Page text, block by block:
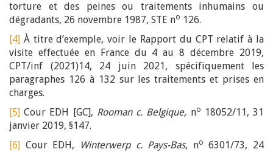
torture et des peines ou traitements inhumains ou
dégradants, 26 novembre 1987, STE no 126.
[4] À titre d’exemple, voir le Rapport du CPT relatif à la
visite effectuée en France du 4 au 8 décembre 2019,
CPT/inf (2021)14, 24 juin 2021, spécifiquement les
paragraphes 126 à 132 sur les traitements et prises en
charges.
[5] Cour EDH [GC], Rooman c. Belgique, no
18052/11, 31
janvier 2019, §147.
[6] Cour EDH, Winterwerp c. Pays-Bas, no
6301/73, 24